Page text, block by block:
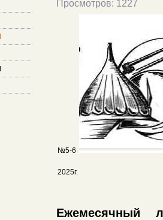
Просмотров: 1227
№5-6
2025г.
Ежемесячный